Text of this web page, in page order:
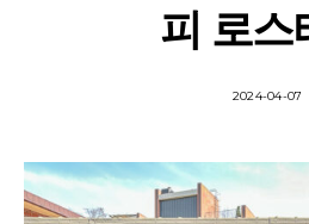
피 로스
2024-04-07